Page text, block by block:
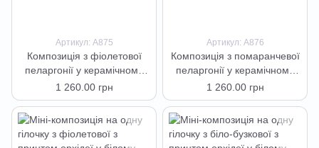
Артикул: А875
Композиція з фіолетової
пеларгонії у керамічному
горщику, висота 30 см
1 260.00 грн
Артикул: А876
Композиція з помаранчевої
пеларгонії у керамічному
горщику, висота 30 см
1 260.00 грн